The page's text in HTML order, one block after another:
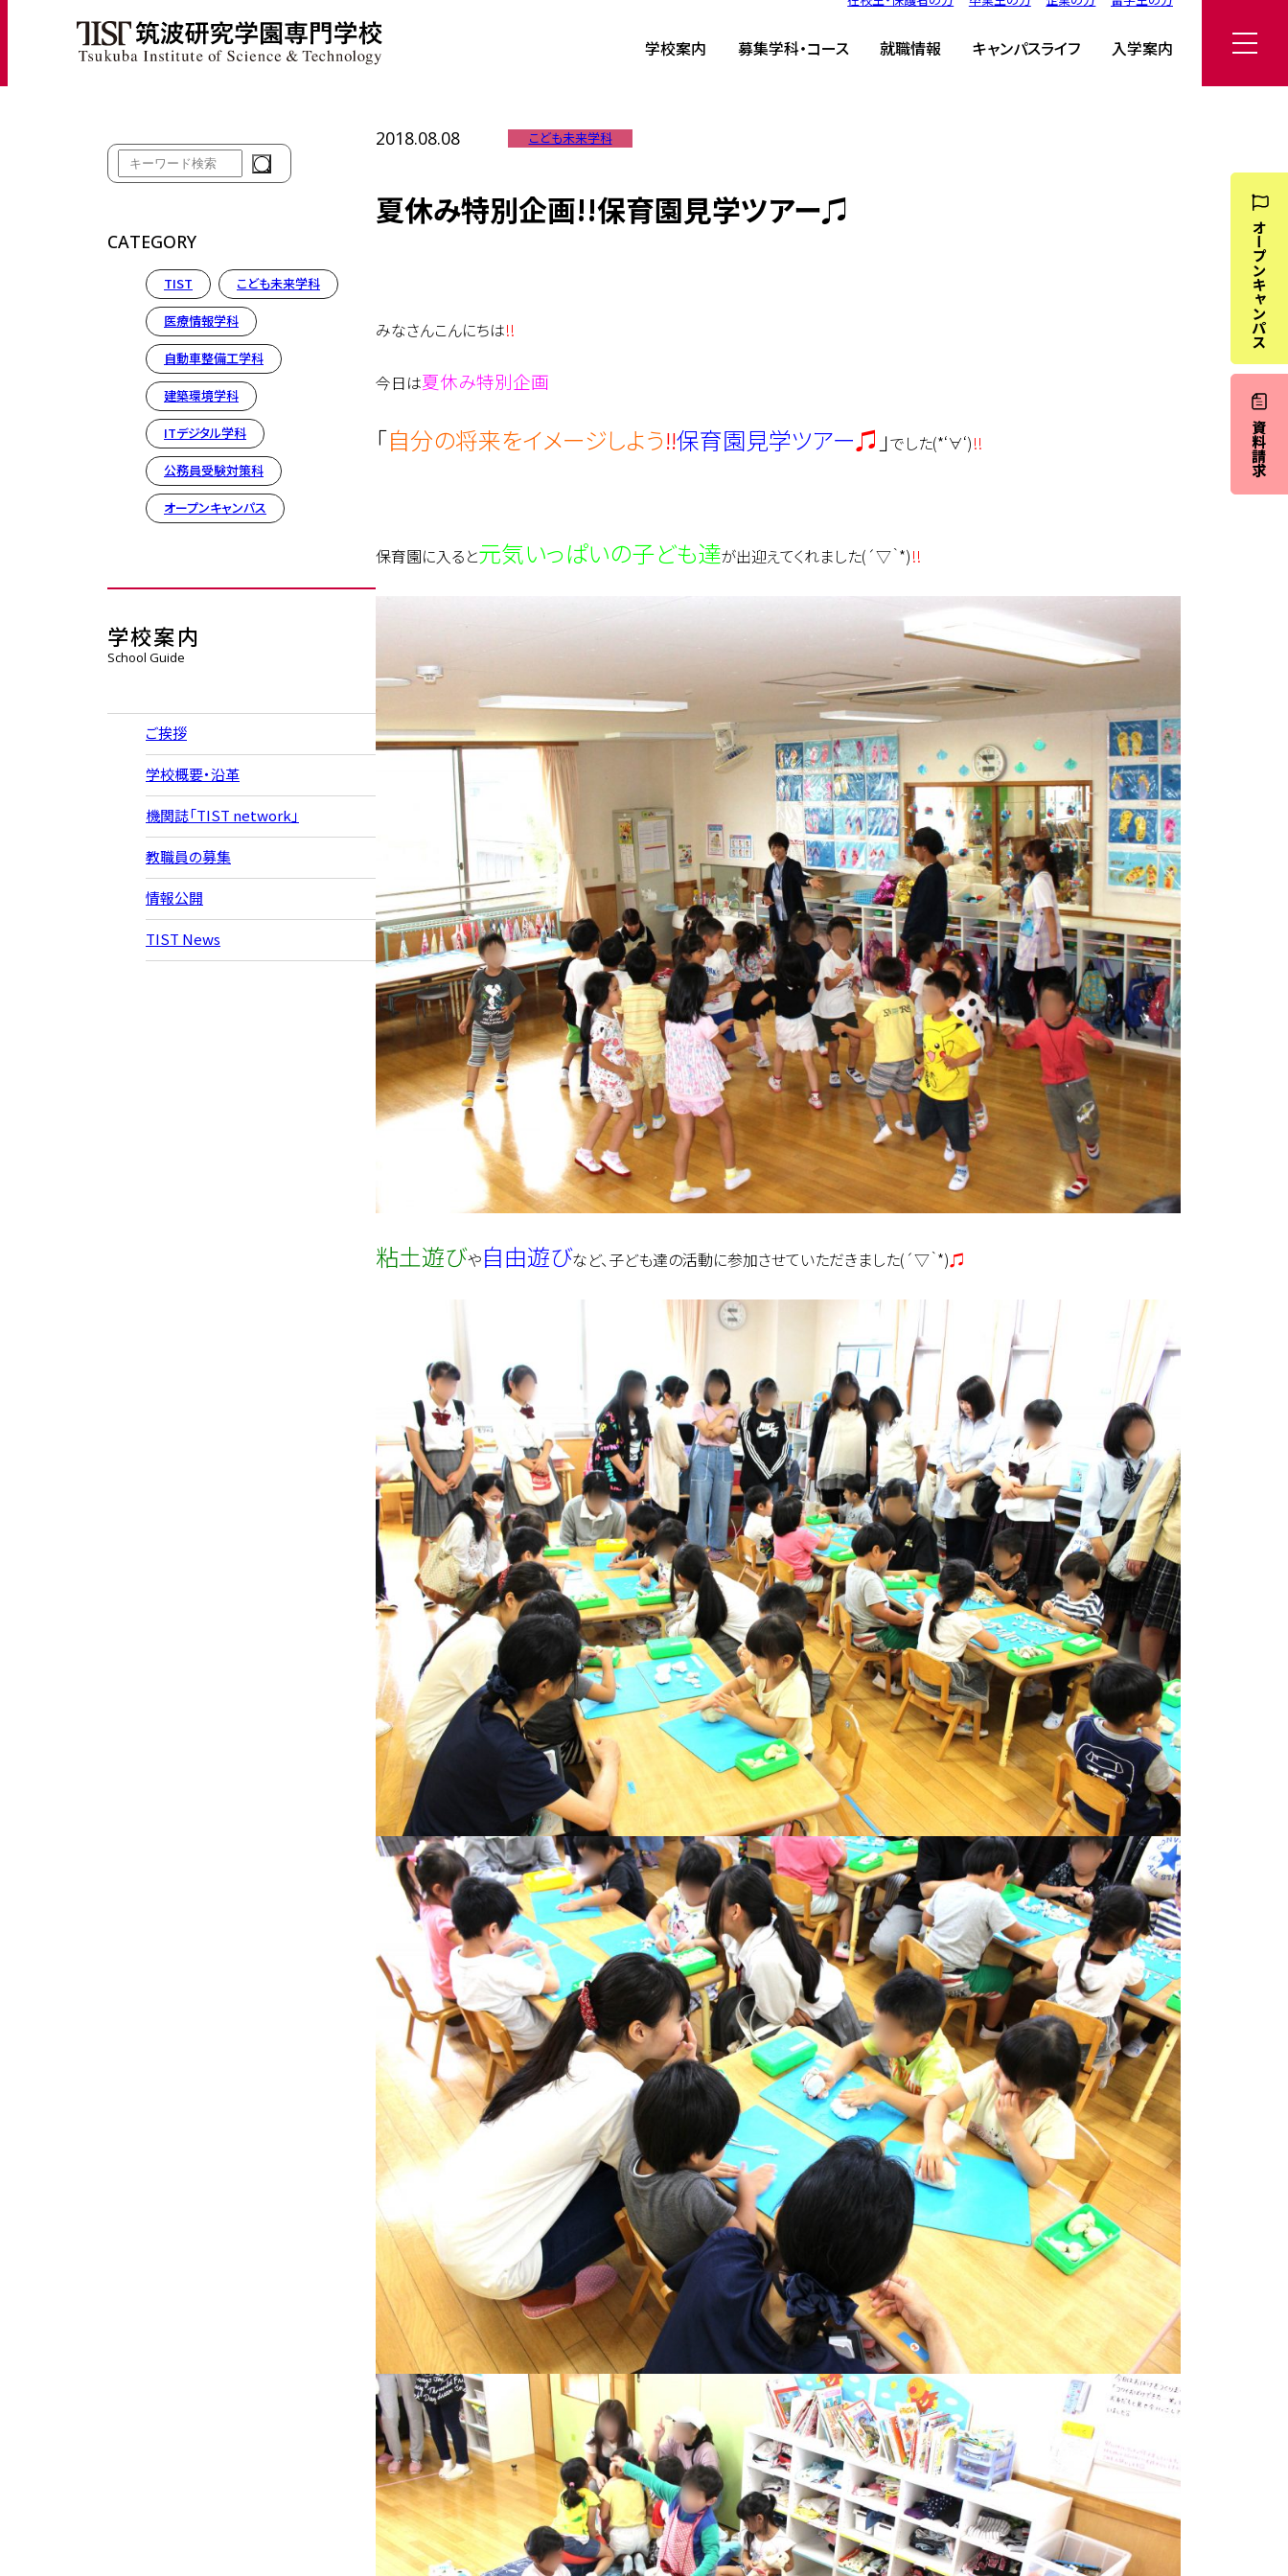
学校案内 募集学科・コース 就職情報 キャンパスライフ 入学案内
夏休み特別企画!!保育園見学ツアー♫
2018.08.08 こども未来学科
夏休み特別企画!!保育園見学ツアー♫
みなさんこんにちは!!
今日は夏休み特別企画
「自分の将来をイメージしよう!!保育園見学ツアー♫ 」でした(*‘∀‘)!!
保育園に入ると元気いっぱいの子ども達が出迎えてくれました(´▽｀*)!!
粘土遊びや自由遊びなど、子ども達の活動に参加させていただきました(´▽｀*)♫
CATEGORY
TIST こども未来学科
医療情報学科
自動車整備工学科
建築環境学科
ITデジタル学科
公務員受験対策科
オープンキャンパス
学校案内
School Guide
ご挨拶
学校概要・沿革
機関誌「TIST network」
教職員の募集
情報公開
TIST News